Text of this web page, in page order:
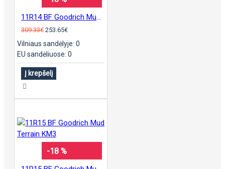
309.33€ 253.65€
Vilniaus sandėlyje: 0
EU sandėliuose: 0
Į krepšelį
-18 %